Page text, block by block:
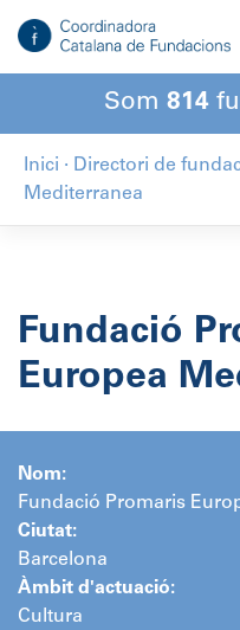
contingut
Som 814
Inici · Directori de
Mediterranea
Fundació
Europea
Nom:
Fundació Promaris
Ciutat:
Barcelona
Àmbit d'actuació:
Cultura